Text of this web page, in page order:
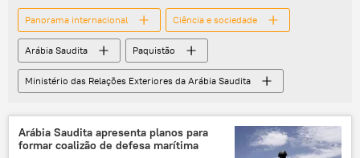
futebol
Jogo de futebol
futebol
praia
copa Copa do Mundo
Panorama internacional Ciência e sociedade
Arábia Saudita Paquistão
Ministério das Relações Exteriores da Arábia Saudita
Arábia Saudita apresenta planos para
formar coalizão de defesa marítima